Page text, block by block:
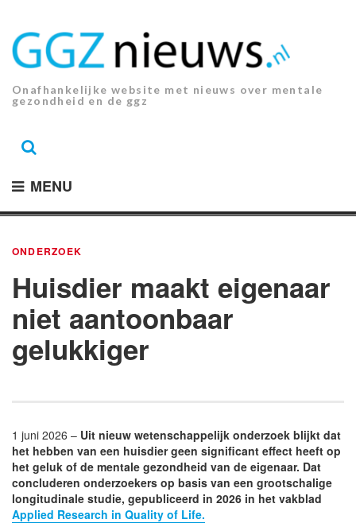
inhoud.
Onafhankelijke website met nieuws over mentale
gezondheid en de ggz
MENU
ONDERZOEK
Huisdier maakt eigenaar
niet aantoonbaar
gelukkiger
1 juni 2026 – Uit nieuw wetenschappelijk onderzoek blijkt dat
het hebben van een huisdier geen significant effect heeft op
het geluk of de mentale gezondheid van de eigenaar. Dat
concluderen onderzoekers op basis van een grootschalige
longitudinale studie, gepubliceerd in 2026 in het vakblad
Applied Research in Quality of Life.